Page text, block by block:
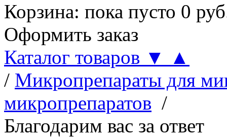
Корзина: пока пусто 0
Оформить заказ
Каталог товаров ▼
▲
/ Микропрепараты для
микропрепаратов /
Благодарим вас за ответ